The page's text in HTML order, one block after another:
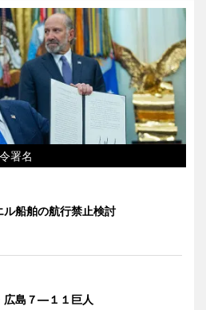
署名
ル船舶の航行禁止検討
広島７―１１巨人